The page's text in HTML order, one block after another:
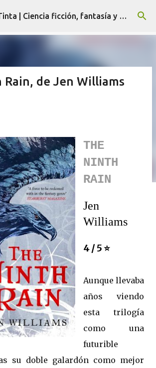
Ir al contenido principal Calles de Tinta | Ciencia ficción, fantasía y terror
de Jen Williams
THE
NINTH
RAIN
Jen
Williams
4 / 5 ⭐
Aunque llevaba
años viendo
esta trilogía
como una
futurible
su doble galardón como mejor